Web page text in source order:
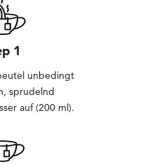
1
unbedingt
sprudelnd
auf (200 ml).